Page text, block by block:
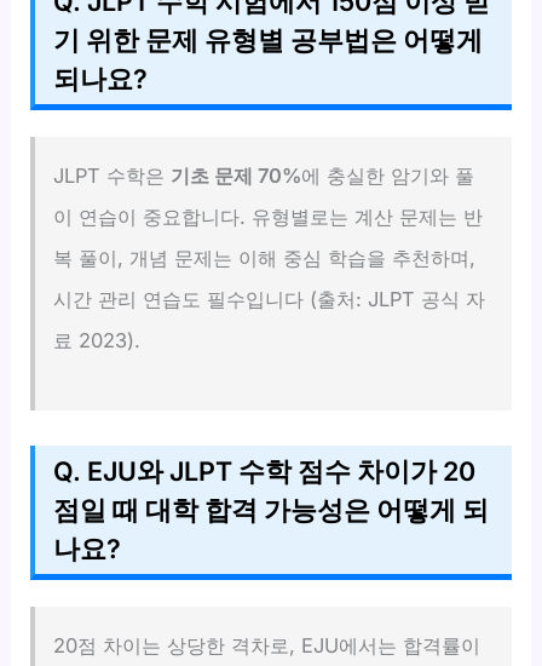
기 위한 문제 유형별 공부법은 어떻게
되나요?
JLPT 수학은 기초 문제 70%에 충실한 암기와 풀
이 연습이 중요합니다. 유형별로는 계산 문제는 반
복 풀이, 개념 문제는 이해 중심 학습을 추천하며,
시간 관리 연습도 필수입니다 (출처: JLPT 공식 자
료 2023).
Q. EJU와 JLPT 수학 점수 차이가 20
점일 때 대학 합격 가능성은 어떻게 되
나요?
20점 차이는 상당한 격차로, EJU에서는 합격률이